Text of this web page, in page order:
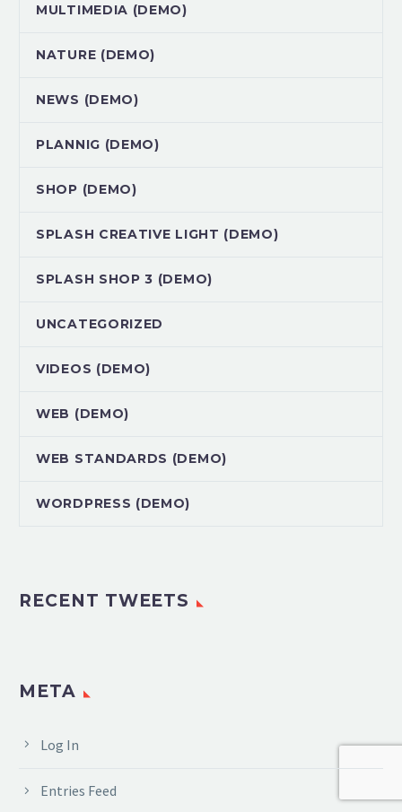
MULTIMEDIA (DEMO)
NATURE (DEMO)
NEWS (DEMO)
PLANNIG (DEMO)
SHOP (DEMO)
SPLASH CREATIVE LIGHT (DEMO)
SPLASH SHOP 3 (DEMO)
UNCATEGORIZED
VIDEOS (DEMO)
WEB (DEMO)
WEB STANDARDS (DEMO)
WORDPRESS (DEMO)
RECENT TWEETS
META
Log In
Entries Feed